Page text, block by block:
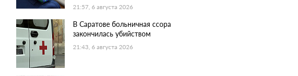
21:57, 6 августа 2026
В Саратове больничная ссора
закончилась убийством
21:43, 6 августа 2026